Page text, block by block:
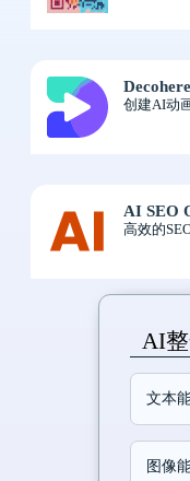
创建AI动
AI SEO
高效的
AI
文本
图像